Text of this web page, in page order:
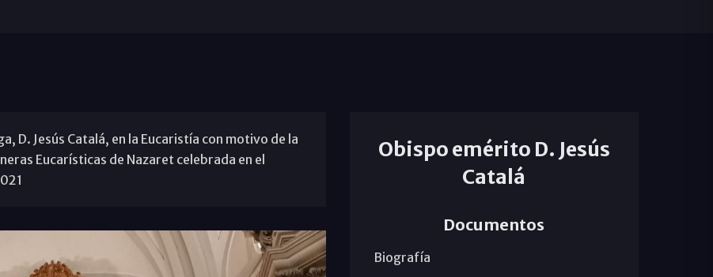
D. Jesús Catalá, en la Eucaristía con motivo de la
Eucarísticas de Nazaret celebrada en el
Obispo emérito D. Jesús
Catalá
Documentos
Biografía